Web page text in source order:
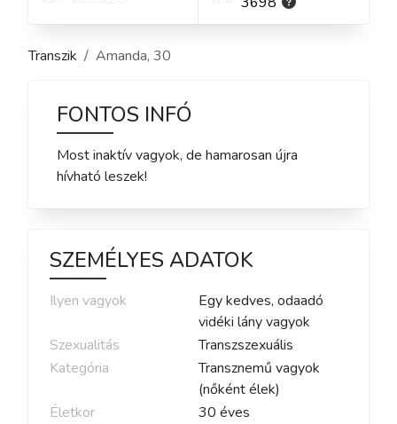
Transzik Amanda, 30
FONTOS INFÓ
Most inaktív vagyok, de hamarosan újra
hívható leszek!
SZEMÉLYES ADATOK
Ilyen vagyok
Egy kedves, odaadó
vidéki lány vagyok
Szexualitás
Transzszexuális
Kategória
Transznemű vagyok
(nőként élek)
Életkor
30 éves